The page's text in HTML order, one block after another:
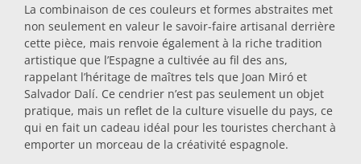
Verres à shot
La combinaison de ces couleurs et formes abstraites met
non seulement en valeur le savoir-faire artisanal derrière
cette pièce, mais renvoie également à la riche tradition
artistique que l’Espagne a cultivée au fil des ans,
rappelant l’héritage de maîtres tels que Joan Miró et
Salvador Dalí. Ce cendrier n’est pas seulement un objet
pratique, mais un reflet de la culture visuelle du pays, ce
qui en fait un cadeau idéal pour les touristes cherchant à
emporter un morceau de la créativité espagnole.